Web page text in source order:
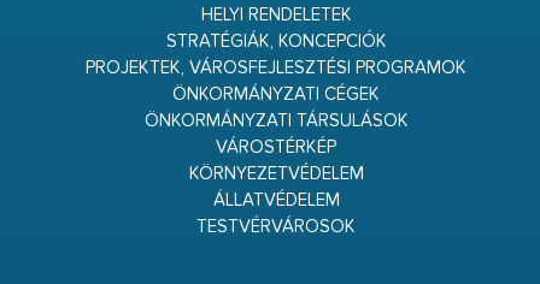
HELYI RENDELETEK
STRATÉGIÁK, KONCEPCIÓK
PROJEKTEK, VÁROSFEJLESZTÉSI PROGRAMOK
ÖNKORMÁNYZATI CÉGEK
ÖNKORMÁNYZATI TÁRSULÁSOK
VÁROSTÉRKÉP
KÖRNYEZETVÉDELEM
ÁLLATVÉDELEM
TESTVÉRVÁROSOK